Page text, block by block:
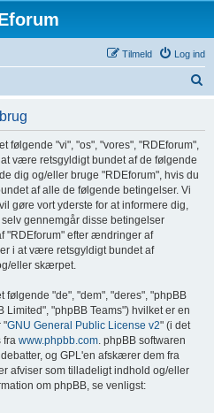
Log ind
Tilmeld
følgende "vi", "os", "vores", "RDEforum",
være retsgyldigt bundet af de følgende
dig og/eller bruge "RDEforum", hvis du
af alle de følgende betingelser. Vi
gøre vort yderste for at informere dig,
gennemgår disse betingelser
"RDEforum" efter ændringer af
i at være retsgyldigt bundet af
eller skærpet.
følgende "de", "dem", "deres", "phpBB
Limited", "phpBB Teams") hvilket er en
"GNU General Public License v2" (i det
fra www.phpbb.com. phpBB softwaren
og GPL'en afskærer dem fra
afviser som tilladeligt indhold og/eller
om phpBB, se venligst: